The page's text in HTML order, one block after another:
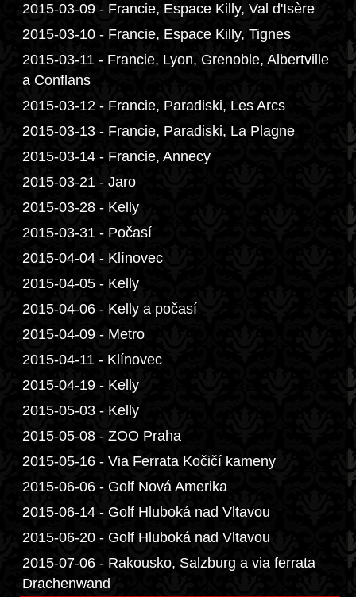
2015-03-09 - Francie, Espace Killy, Val d'Isère
2015-03-10 - Francie, Espace Killy, Tignes
2015-03-11 - Francie, Lyon, Grenoble, Albertville
a Conflans
2015-03-12 - Francie, Paradiski, Les Arcs
2015-03-13 - Francie, Paradiski, La Plagne
2015-03-14 - Francie, Annecy
2015-03-21 - Jaro
2015-03-28 - Kelly
2015-03-31 - Počasí
2015-04-04 - Klínovec
2015-04-05 - Kelly
2015-04-06 - Kelly a počasí
2015-04-09 - Metro
2015-04-11 - Klínovec
2015-04-19 - Kelly
2015-05-03 - Kelly
2015-05-08 - ZOO Praha
2015-05-16 - Via Ferrata Kočičí kameny
2015-06-06 - Golf Nová Amerika
2015-06-14 - Golf Hluboká nad Vltavou
2015-06-20 - Golf Hluboká nad Vltavou
2015-07-06 - Rakousko, Salzburg a via ferrata
Drachenwand